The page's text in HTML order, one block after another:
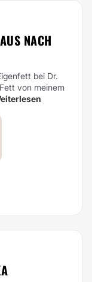
NACH
bei Dr.
von meinem